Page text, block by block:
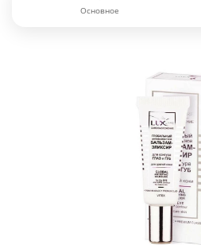
Основное